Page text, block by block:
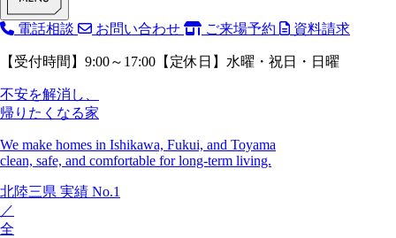
電話相談 お問い合わせ ご来場予約 資料請求
【受付時間】9:00～17:00【定休日】水曜・祝日・日曜
不安を解消し、
帰りたくなる家
We make homes in Ishikawa, Fukui, and Toyama
clean, safe, and comfortable for long-term living.
北陸三県 実績 No.1
／
全